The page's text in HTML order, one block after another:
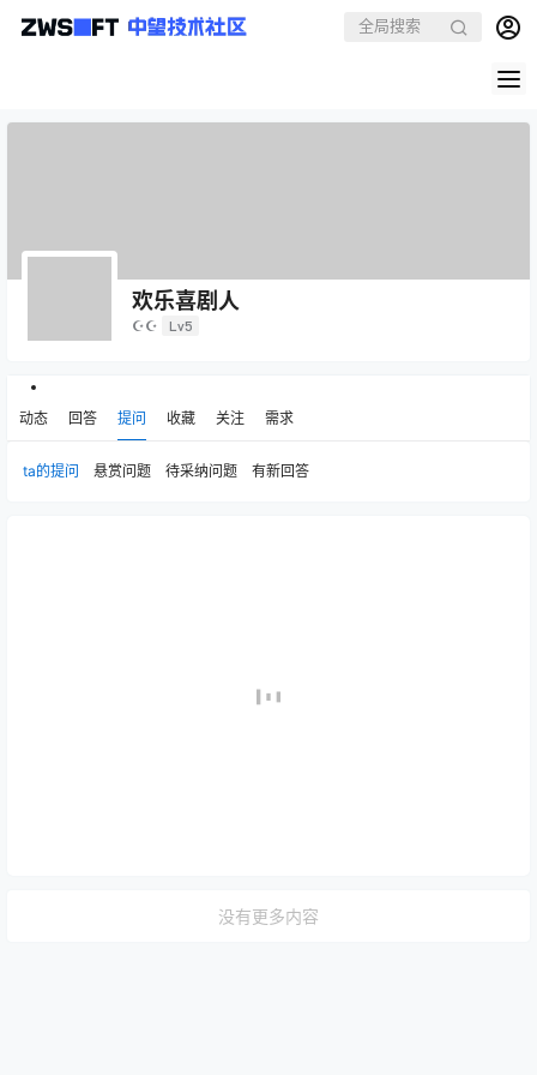
欢乐喜剧人
☪☪ Lv5
动态 回答 提问 收藏 关注 需求
ta的提问 悬赏问题 待采纳问题 有新回答
没有更多内容